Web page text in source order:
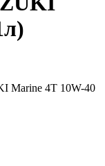
Marine 4T 10W-40